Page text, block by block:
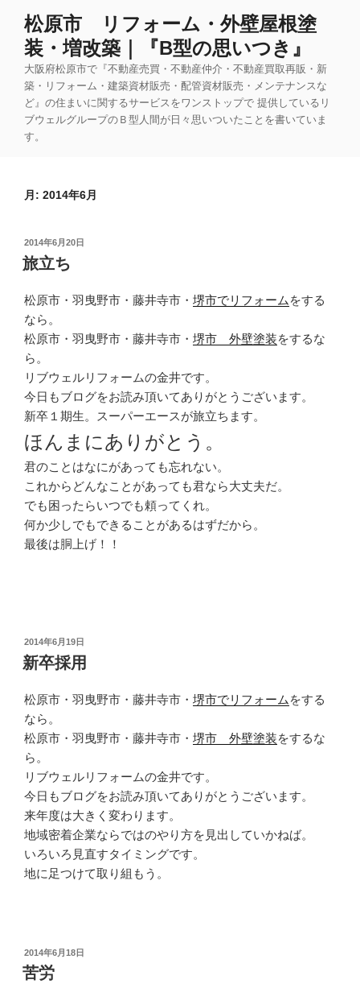
松原市 リフォーム・外壁屋根塗
装・増改築｜『B型の思いつき』
大阪府松原市で『不動産売買・不動産仲介・不動産買取再販・新
築・リフォーム・建築資材販売・配管資材販売・メンテナンスな
ど』の住まいに関するサービスをワンストップで 提供しているリ
ブウェルグループのＢ型人間が日々思いついたことを書いていま
す。
月: 2014年6月
投
稿
日:
2014年6月20日
旅立ち
松原市・羽曳野市・藤井寺市・ 堺市でリフォーム をする
なら。
松原市・羽曳野市・藤井寺市・ 堺市 外壁塗装をするな
ら。
リブウェルリフォームの金井です。
今日もブログをお読み頂いてありがとうございます。
新卒１期生。スーパーエースが旅立ちます。
ほんまにありがとう。
君のことはなにがあっても忘れない。
これからどんなことがあっても君なら大丈夫だ。
でも困ったらいつでも頼ってくれ。
何か少しでもできることがあるはずだから。
最後は胴上げ！！
投
稿
日:
2014年6月19日
新卒採用
松原市・羽曳野市・藤井寺市・ 堺市でリフォーム をする
なら。
松原市・羽曳野市・藤井寺市・ 堺市 外壁塗装をするな
ら。
リブウェルリフォームの金井です。
今日もブログをお読み頂いてありがとうございます。
来年度は大きく変わります。
地域密着企業ならではのやり方を見出していかねば。
いろいろ見直すタイミングです。
地に足つけて取り組もう。
投
稿
日:
2014年6月18日
苦労